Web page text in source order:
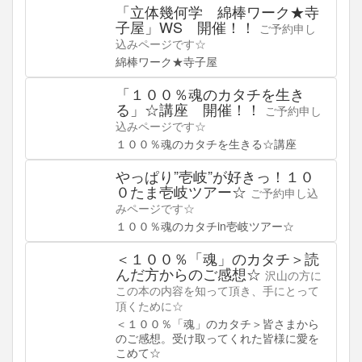
「立体幾何学 綿棒ワーク★寺
子屋」WS 開催！！
ご予約申し
込みページです☆
綿棒ワーク★寺子屋
「１００％魂のカタチを生き
る」☆講座 開催！！
ご予約申し
込みページです☆
１００％魂のカタチを生きる☆講座
やっぱり”壱岐”が好きっ！１０
０たま壱岐ツアー☆ご予約申し込
みページです☆
１００％魂のカタチin壱岐ツアー☆
＜１００％「魂」のカタチ＞読
んだ方からのご感想☆沢山の方に
この本の内容を知って頂き、手にとって
頂くために☆
＜１００％「魂」のカタチ＞皆さまから
のご感想。受け取ってくれた皆様に愛を
こめて☆